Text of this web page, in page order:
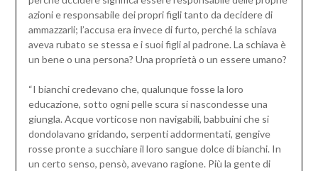
azioni e responsabile dei propri figli tanto da decidere di
ammazzarli; l’accusa era invece di furto, perché la schiava
aveva rubato se stessa e i suoi figli al padrone. La schiava è
un bene o una persona? Una proprietà o un essere umano?
“I bianchi credevano che, qualunque fosse la loro
educazione, sotto ogni pelle scura si nascondesse una
giungla. Acque vorticose non navigabili, babbuini che si
dondolavano gridando, serpenti addormentati, gengive
rosse pronte a succhiare il loro sangue dolce di bianchi. In
un certo senso, pensò, avevano ragione. Più la gente di